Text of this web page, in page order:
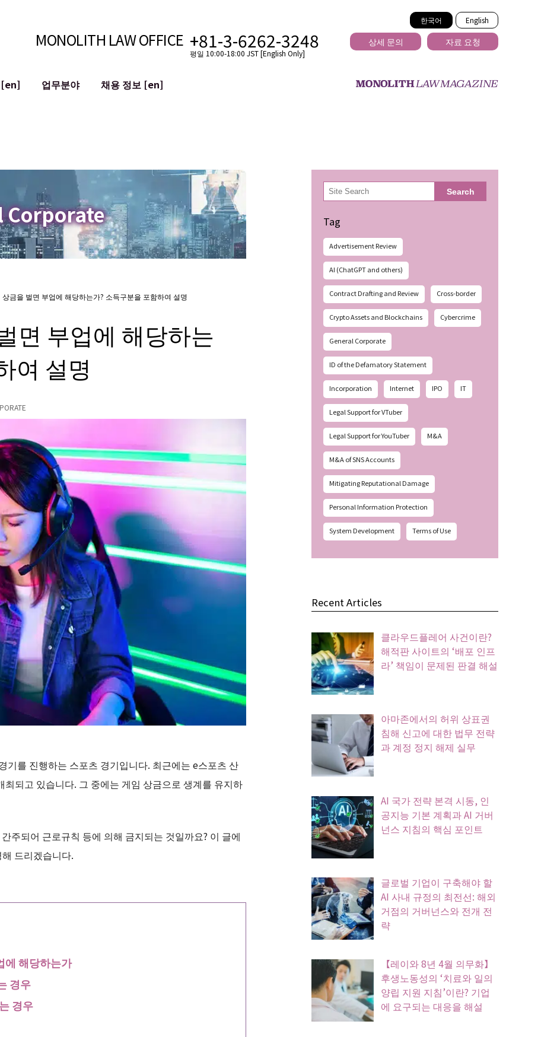
한국어 English
MONOLITH LAW OFFICE +81-3-6262-3248
평일 10:00-18:00 JST [English Only]
상세 문의 자료 요청
[en]
업무분야
평판 손상 완화
명예훼손 발언의 ID
채용 정보 [en]
Corporate
상금을 벌면 부업에 해당하는가? 소득구분을 포함하여 설명
면 부업에 해당하는
여 설명
를 진행하는 스포츠 경기입니다. 최근에는 e스포츠 산
되고 있습니다. 그 중에는 게임 상금으로 생계를 유지하
주되어 근로규칙 등에 의해 금지되는 것일까요? 이 글에
드리겠습니다.
에 해당하는가
경우
경우
検
索 Search
Tag
Advertisement Review
AI (ChatGPT and others)
Contract Drafting and Review Cross-border
Crypto Assets and Blockchains Cybercrime
General Corporate
ID of the Defamatory Statement
Incorporation Internet IPO IT
Legal Support for VTuber
Legal Support for YouTuber M&A
M&A of SNS Accounts
Mitigating Reputational Damage
Personal Information Protection
System Development Terms of Use
Recent Articles
클라우드플레어 사건이란?
해적판 사이트의 ‘배포 인프
라’ 책임이 문제된 판결 해설
아마존에서의 허위 상표권
침해 신고에 대한 법무 전략
과 계정 정지 해제 실무
AI 국가 전략 본격 시동, 인
공지능 기본 계획과 AI 거버
넌스 지침의 핵심 포인트
글로벌 기업이 구축해야 할
AI 사내 규정의 최전선: 해외
거점의 거버넌스와 전개 전
략
【레이와 8년 4월 의무화】
후생노동성의 ‘치료와 일의
양립 지원 지침’이란? 기업
에 요구되는 대응을 해설